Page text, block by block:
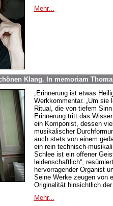
Mehr...
Klang. In memoriam
„Erinnerung ist etwas
Werkkommentar. „Um sie
Ritual, die von tiefem
Erinnerung tritt das
ein Komponist, dessen
musikalischer
auch stets von einem
ein rein technisch-
Schlee ist ein offener
leidenschaftlich“,
hervorragender Organist
Seine Werke zeugen von
Originalität hinsichtlich der
Mehr...